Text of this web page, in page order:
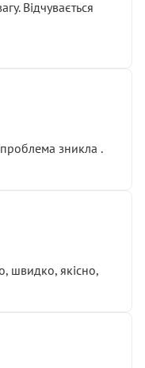
Відчувається
зникла .
швидко, якісно,